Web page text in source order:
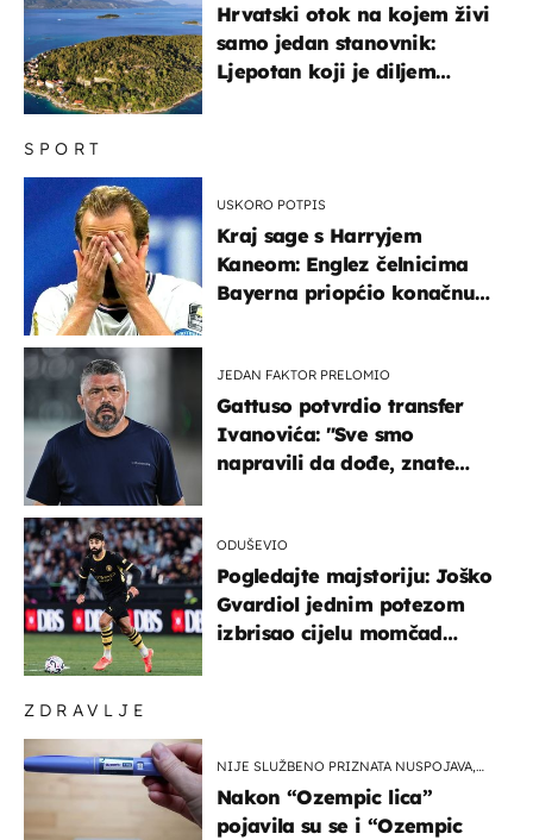
ZDRAVLJE
NIJE SLUŽBENO PRIZNATA NUSPOJAVA,
Nakon “Ozempic lica”
pojavila su se i “Ozempic
SPORT
USKORO POTPIS
Kraj sage s Harryjem
Kaneom: Englez čelnicima
Bayerna priopćio konačnu
JEDAN FAKTOR PRELOMIO
Gattuso potvrdio transfer
Ivanovića: "Sve smo
napravili da dođe, znate
ODUŠEVIO
Pogledajte majstoriju: Joško
Gvardiol jednim potezom
izbrisao cijelu momčad
Hrvatski otok na kojem živi
samo jedan stanovnik:
Ljepotan koji je diljem